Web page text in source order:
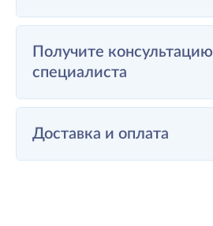
Получите консультацию
специалиста
Доставка и оплата